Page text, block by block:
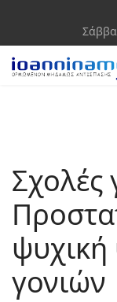
Σχολές
ψυχική
γονιών